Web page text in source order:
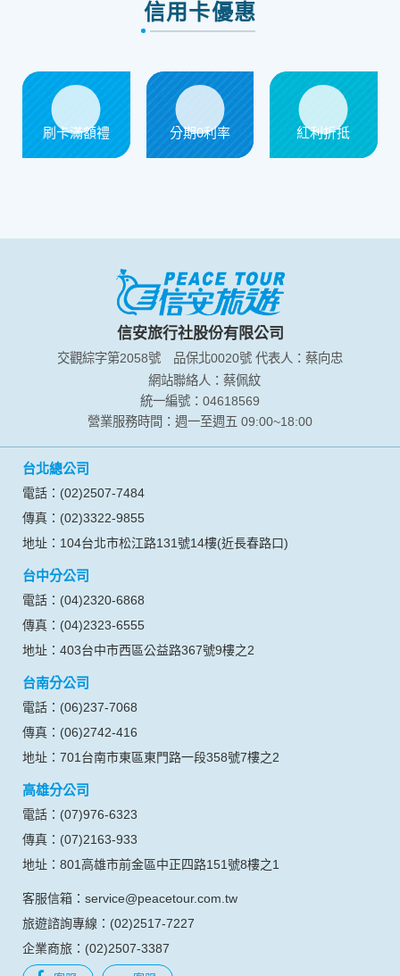
信用卡優惠
刷卡滿額禮 分期0利率 紅利折抵
信安旅行社股份有限公司
交觀綜字第2058號 品保北0020號 代表人：蔡向忠
網站聯絡人：蔡佩紋
統一編號：04618569
營業服務時間：週一至週五 09:00~18:00
台北總公司
電話：(02)2507-7484
傳真：(02)3322-9855
地址：104台北市松江路131號14樓(近長春路口)
台中分公司
電話：(04)2320-6868
傳真：(04)2323-6555
地址：403台中市西區公益路367號9樓之2
台南分公司
電話：(06)237-7068
傳真：(06)2742-416
地址：701台南市東區東門路一段358號7樓之2
高雄分公司
電話：(07)976-6323
傳真：(07)2163-933
地址：801高雄市前金區中正四路151號8樓之1
客服信箱：service@peacetour.com.tw
旅遊諮詢專線：(02)2517-7227
企業商旅：(02)2507-3387